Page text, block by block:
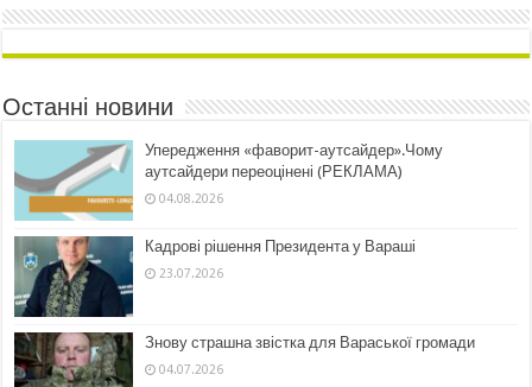
Останні новини
Упередження «фаворит-аутсайдер».Чому
аутсайдери переоцінені (РЕКЛАМА)
04.08.2026
Кадрові рішення Президента у Вараші
23.07.2026
Знову страшна звістка для Вараської громади
04.07.2026